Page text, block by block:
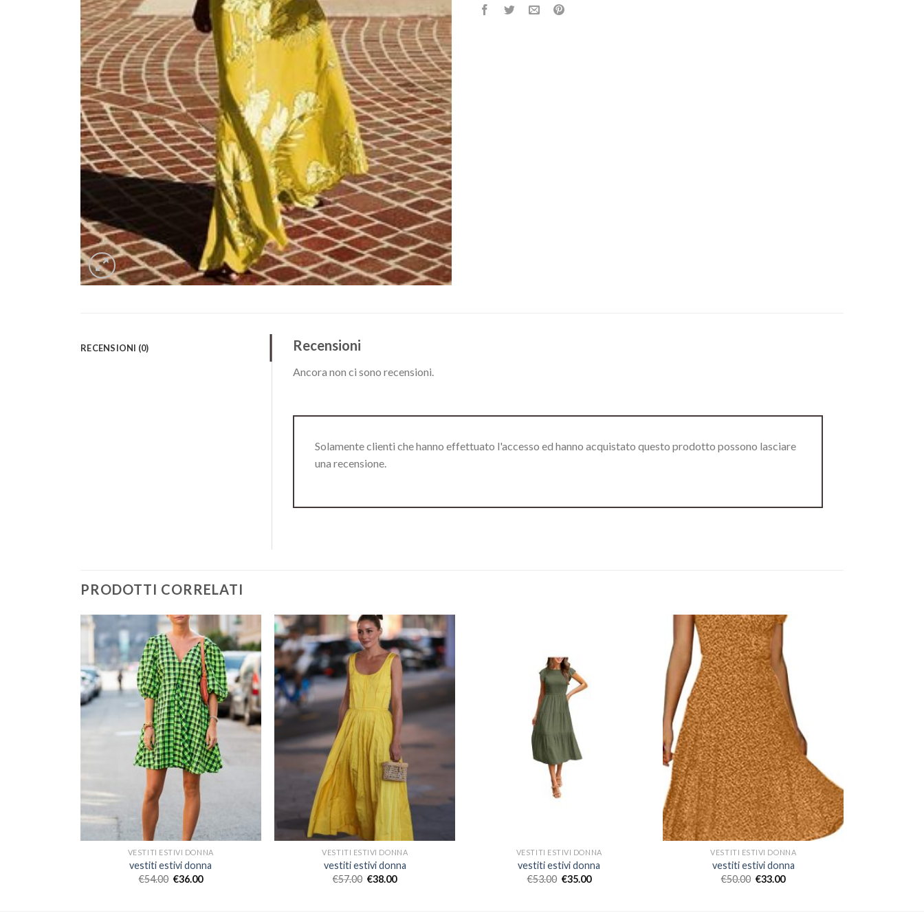
RECENSIONI (0) Recensioni
Ancora non ci sono recensioni.
Solamente clienti che hanno effettuato l'accesso ed hanno acquistato questo prodotto possono lasciare
una recensione.
PRODOTTI CORRELATI
VESTITI ESTIVI DONNA
vestiti estivi donna
€54.00 €36.00
VESTITI ESTIVI DONNA
vestiti estivi donna
€57.00 €38.00
VESTITI ESTIVI DONNA
vestiti estivi donna
€53.00 €35.00
VESTITI ESTIVI DONNA
vestiti estivi donna
€50.00 €33.00